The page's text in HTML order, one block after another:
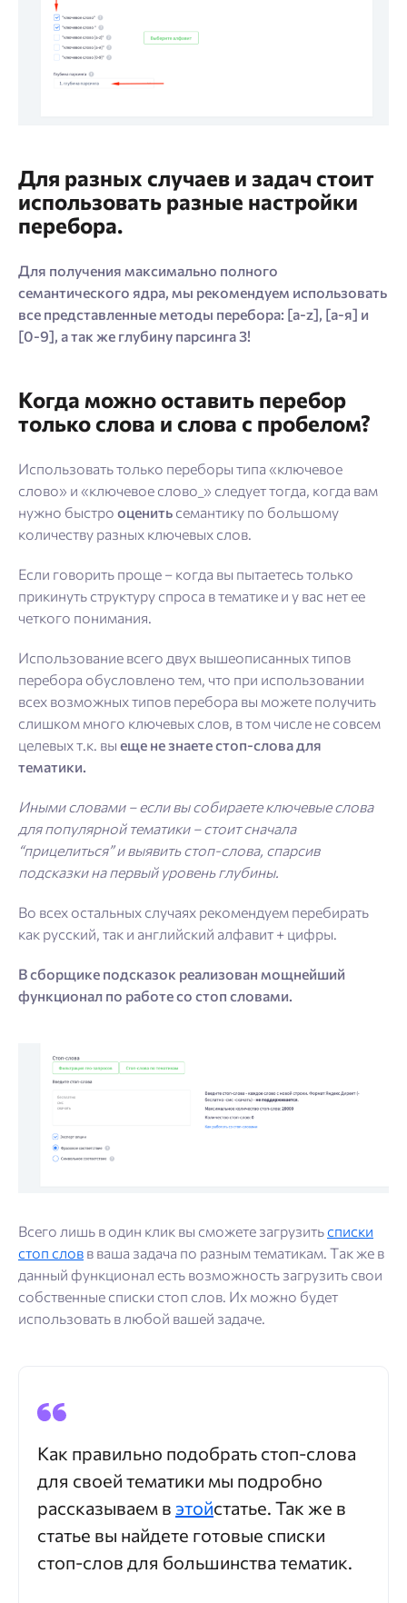
Для разных случаев и задач стоит
использовать разные настройки
перебора.
Для получения максимально полного
семантического ядра, мы рекомендуем использовать
все представленные методы перебора: [a-z], [а-я] и
[0-9], а так же глубину парсинга 3!
Когда можно оставить перебор
только слова и слова с пробелом?
Использовать только переборы типа «ключевое
слово» и «ключевое слово_» следует тогда, когда вам
нужно быстро оценить семантику по большому
количеству разных ключевых слов.
Если говорить проще – когда вы пытаетесь только
прикинуть структуру спроса в тематике и у вас нет ее
четкого понимания.
Использование всего двух вышеописанных типов
перебора обусловлено тем, что при использовании
всех возможных типов перебора вы можете получить
слишком много ключевых слов, в том числе не совсем
целевых т.к. вы еще не знаете стоп-слова для
тематики.
Иными словами – если вы собираете ключевые слова
для популярной тематики – стоит сначала
“прицелиться” и выявить стоп-слова, спарсив
подсказки на первый уровень глубины.
Во всех остальных случаях рекомендуем перебирать
как русский, так и английский алфавит + цифры.
В сборщике подсказок реализован мощнейший
функционал по работе со стоп словами.
Всего лишь в один клик вы сможете загрузить списки
стоп слов в ваша задача по разным тематикам. Так же в
данный функционал есть возможность загрузить свои
собственные списки стоп слов. Их можно будет
использовать в любой вашей задаче.
Как правильно подобрать стоп-слова
для своей тематики мы подробно
рассказываем в этойстатье. Так же в
статье вы найдете готовые списки
стоп-слов для большинства тематик.